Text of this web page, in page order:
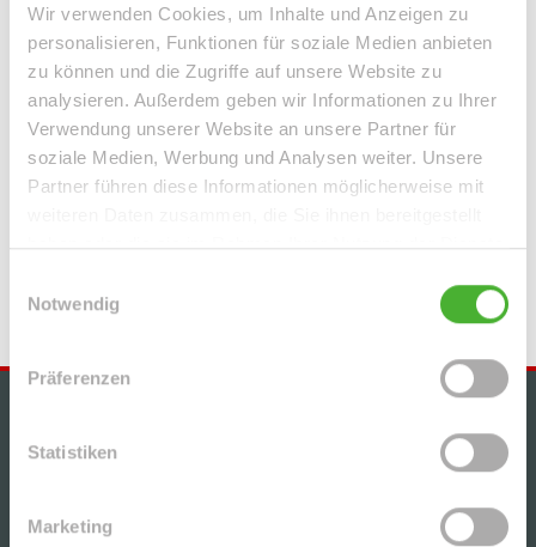
Wir verwenden Cookies, um Inhalte und Anzeigen zu
personalisieren, Funktionen für soziale Medien anbieten
zu können und die Zugriffe auf unsere Website zu
analysieren. Außerdem geben wir Informationen zu Ihrer
Verwendung unserer Website an unsere Partner für
soziale Medien, Werbung und Analysen weiter. Unsere
Partner führen diese Informationen möglicherweise mit
haben oder die sie im Rahmen Ihrer Nutzung der Dienste
Notwendig
Präferenzen
Statistiken
Marketing
Solingen / Burg an der Wupper
Solingen / Papiermühle
Taucha
Taucha / Plösitz Torgau Wurzen
Zwenkau
Immo Bennewitz Haus Bennewitz Häuser Bennewitz
kaufen
Bennewitz Immobilie Bennewitz
Immobilien Bennewitz
Bennewitz Einfamilienhäuser Bennewitz
+++GEMÜTLICHE, HELLE 2-RWG MIT BALKON u.